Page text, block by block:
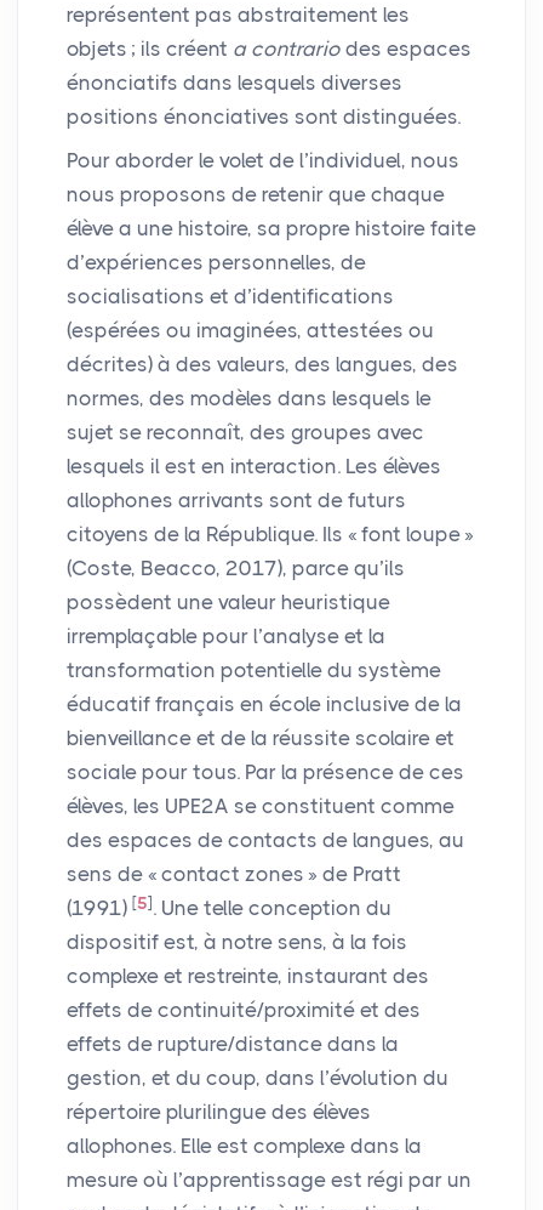
représentent pas abstraitement les
objets ; ils créent a contrario des espaces
énonciatifs dans lesquels diverses
positions énonciatives sont distinguées.
Pour aborder le volet de l’individuel, nous
nous proposons de retenir que chaque
élève a une histoire, sa propre histoire faite
d’expériences personnelles, de
socialisations et d’identifications
(espérées ou imaginées, attestées ou
décrites) à des valeurs, des langues, des
normes, des modèles dans lesquels le
sujet se reconnaît, des groupes avec
lesquels il est en interaction. Les élèves
allophones arrivants sont de futurs
citoyens de la République. Ils « font loupe »
(Coste, Beacco, 2017), parce qu’ils
possèdent une valeur heuristique
irremplaçable pour l’analyse et la
transformation potentielle du système
éducatif français en école inclusive de la
bienveillance et de la réussite scolaire et
sociale pour tous. Par la présence de ces
élèves, les UPE2A se constituent comme
des espaces de contacts de langues, au
sens de « contact zones » de Pratt
(1991) [5] . Une telle conception du
dispositif est, à notre sens, à la fois
complexe et restreinte, instaurant des
effets de continuité/proximité et des
effets de rupture/distance dans la
gestion, et du coup, dans l’évolution du
répertoire plurilingue des élèves
allophones. Elle est complexe dans la
mesure où l’apprentissage est régi par un